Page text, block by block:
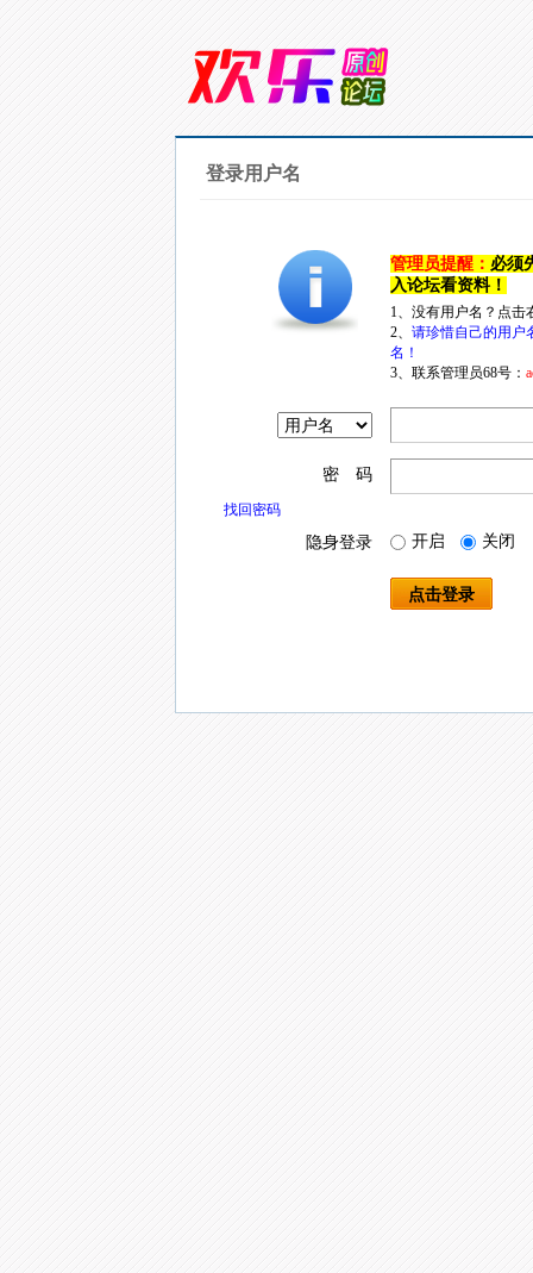
登录用户名
管理员提醒： 必须
入论坛看资料！
1、没有用户名？点
2、 请珍惜自己的用户
名！
3、联系管理员68号：
密 码
找回密码
隐身登录 开启 关闭
点击登录